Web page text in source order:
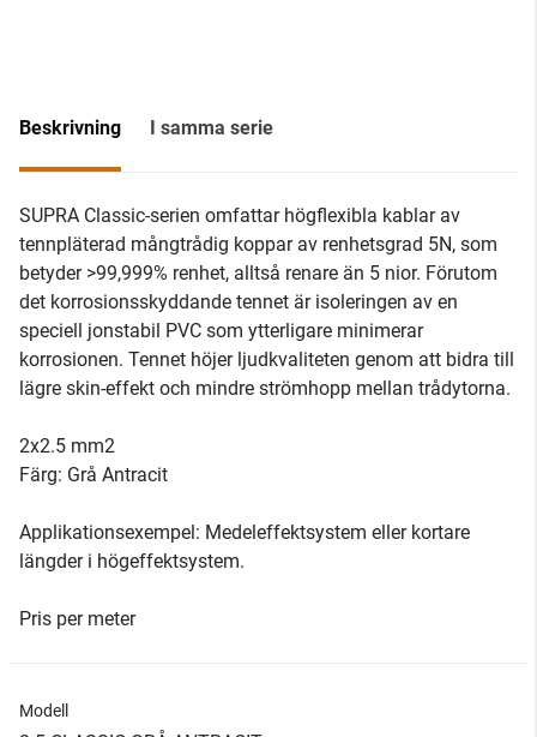
Beskrivning I samma serie
SUPRA Classic-serien omfattar högflexibla kablar av
tennpläterad mångtrådig koppar av renhetsgrad 5N, som
betyder >99,999% renhet, alltså renare än 5 nior. Förutom
det korrosionsskyddande tennet är isoleringen av en
speciell jonstabil PVC som ytterligare minimerar
korrosionen. Tennet höjer ljudkvaliteten genom att bidra till
lägre skin-effekt och mindre strömhopp mellan trådytorna.
2x2.5 mm2
Färg: Grå Antracit
Applikationsexempel: Medeleffektsystem eller kortare
längder i högeffektsystem.
Pris per meter
Modell